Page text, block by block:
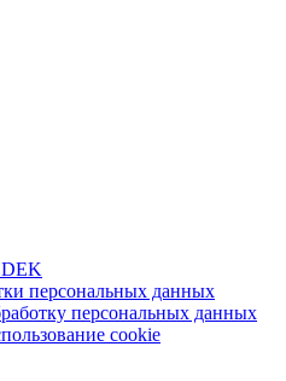
персональных данных
персональных данных
cookie